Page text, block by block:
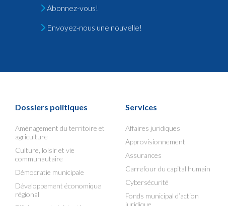
Abonnez-vous!
Envoyez-nous une nouvelle!
Dossiers politiques
Aménagement du territoire et
agriculture
Culture, loisir et vie
communautaire
Démocratie municipale
Développement économique
régional
Services
Affaires juridiques
Approvisionnement
Assurances
Carrefour du capital humain
Cybersécurité
Fonds municipal d’action
juridique